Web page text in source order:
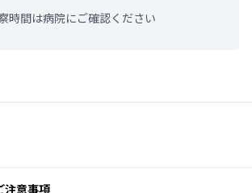
時間は病院にご確認ください
注意事項